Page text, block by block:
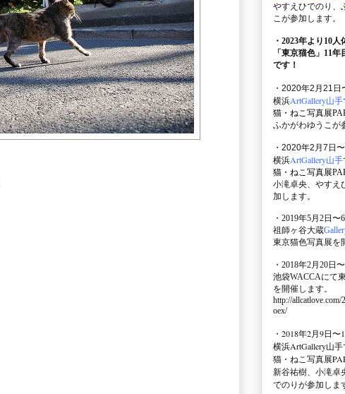
やすえひでのり、
こが参加します。
・2023年より10
「東京猫色」 11年
です！
・2020年2月21日
横浜ArtGallery山手
猫・ねこ写真展
ふかがわゆうこが
・2020年2月7日
横浜ArtGallery山手
猫・ねこ写真展
小滝卓央、やすえ
加します。
・2019年5月2日〜
祖師ヶ谷大蔵
東京猫色写真展を
・2018年2月20日
池袋WACCAにて
を開催します。
http://allcatlove.com/
oex/
・2018年2月9日〜
横浜ArtGallery山手
猫・ねこ写真展
新谷祐樹、小滝卓
でのりが参加しま